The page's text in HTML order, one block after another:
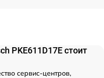
PKE611D17E стоит
сервис-центров,